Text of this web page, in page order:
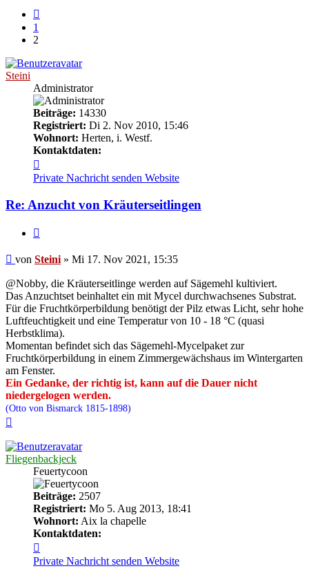
1
2
Steini
Administrator
Beiträge: 14330
Registriert: Di 2. Nov 2010, 15:46
Wohnort: Herten, i. Westf.
Kontaktdaten:
von
Steini
Private Nachricht senden Website
Re: Anzucht von Kräuterseitlingen
Beitrag
von Steini » Mi 17. Nov 2021, 15:35
@Nobby, die Kräuterseitlinge werden auf Sägemehl kultiviert.
Das Anzuchtset beinhaltet ein mit Mycel durchwachsenes Substrat.
Für die Fruchtkörperbildung benötigt der Pilz etwas Licht, sehr hohe
Luftfeuchtigkeit und eine Temperatur von 10 - 18 °C (quasi
Herbstklima).
Momentan befindet sich das Sägemehl-Mycelpaket zur
Fruchtkörperbildung in einem Zimmergewächshaus im Wintergarten
am Fenster.
Ein Gedanke, der richtig ist, kann auf die Dauer nicht
niedergelogen werden.
(Otto von Bismarck 1815-1898)
Fliegenbackjeck
Feuertycoon
Beiträge: 2507
Registriert: Mo 5. Aug 2013, 18:41
Wohnort: Aix la chapelle
Kontaktdaten:
von
Fliegenbackjeck
Private Nachricht senden Website